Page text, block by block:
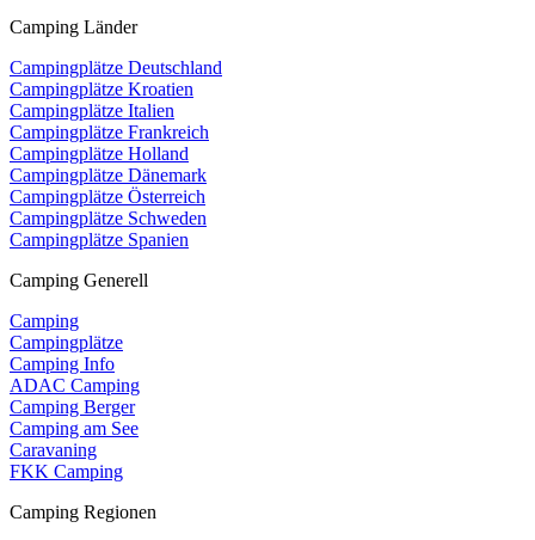
Camping Länder
Campingplätze Deutschland
Campingplätze Kroatien
Campingplätze Italien
Campingplätze Frankreich
Campingplätze Holland
Campingplätze Dänemark
Campingplätze Österreich
Campingplätze Schweden
Campingplätze Spanien
Camping Generell
Camping
Campingplätze
Camping Info
ADAC Camping
Camping Berger
Camping am See
Caravaning
FKK Camping
Camping Regionen